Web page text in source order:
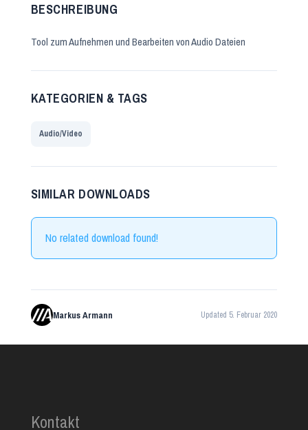
BESCHREIBUNG
Tool zum Aufnehmen und Bearbeiten von Audio Dateien
KATEGORIEN & TAGS
Audio/Video
SIMILAR DOWNLOADS
No related download found!
Markus Armann Updated 5. Februar 2020
Kontakt